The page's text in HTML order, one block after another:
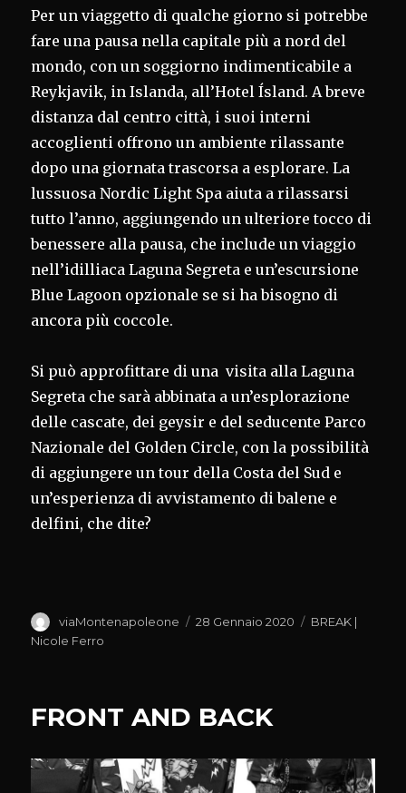
Per un viaggetto di qualche giorno si potrebbe
fare una pausa nella capitale più a nord del
mondo, con un soggiorno indimenticabile a
Reykjavik, in Islanda, all’Hotel Ísland. A breve
distanza dal centro città, i suoi interni
accoglienti offrono un ambiente rilassante
dopo una giornata trascorsa a esplorare. La
lussuosa Nordic Light Spa aiuta a rilassarsi
tutto l’anno, aggiungendo un ulteriore tocco di
benessere alla pausa, che include un viaggio
nell’idilliaca Laguna Segreta e un’escursione
Blue Lagoon opzionale se si ha bisogno di
ancora più coccole.
Si può approfittare di una visita alla Laguna
Segreta che sarà abbinata a un’esplorazione
delle cascate, dei geysir e del seducente Parco
Nazionale del Golden Circle, con la possibilità
di aggiungere un tour della Costa del Sud e
un’esperienza di avvistamento di balene e
delfini, che dite?
Autore
viaMontenapoleone
Pubblicato
28 Gennaio 2020 Categorie
BREAK |
Nicole Ferro
FRONT AND BACK